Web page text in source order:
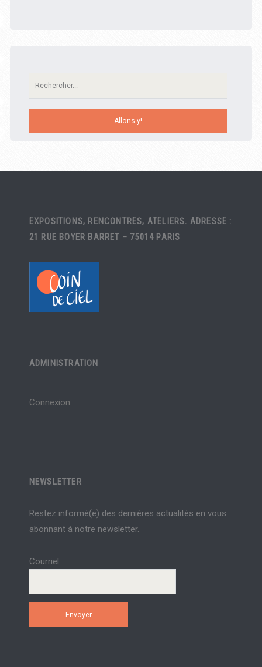
Recherche:
EXPOSITIONS, RENCONTRES, ATELIERS. ADRESSE :
21 RUE BOYER BARRET – 75014 PARIS
ADMINISTRATION
Connexion
NEWSLETTER
Restez informé(e) des dernières actualités en vous
abonnant à notre newsletter.
Courriel